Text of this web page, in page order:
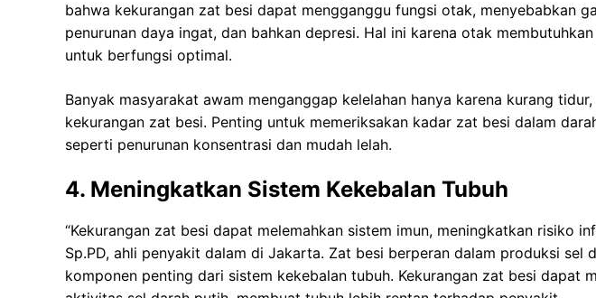
bahwa kekurangan zat besi dapat mengganggu fungsi otak, menyebabkan
penurunan daya ingat, dan bahkan depresi. Hal ini karena otak
untuk berfungsi optimal.
Banyak masyarakat awam menganggap kelelahan hanya karena kurang
kekurangan zat besi. Penting untuk memeriksakan kadar zat besi dalam
seperti penurunan konsentrasi dan mudah lelah.
4. Meningkatkan Sistem Kekebalan Tubuh
“Kekurangan zat besi dapat melemahkan sistem imun, meningkatkan risiko
Sp.PD, ahli penyakit dalam di Jakarta. Zat besi berperan dalam produksi sel
komponen penting dari sistem kekebalan tubuh. Kekurangan zat besi dapat